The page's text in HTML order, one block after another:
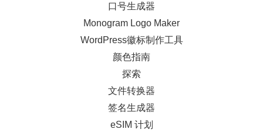
口号生成器
Monogram Logo Maker
WordPress徽标制作工具
颜色指南
探索
文件转换器
签名生成器
eSIM 计划